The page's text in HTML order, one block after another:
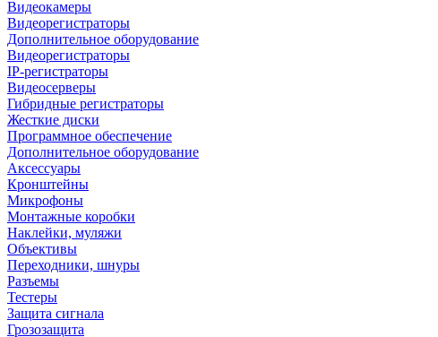
Видеокамеры
Видеорегистраторы
Дополнительное оборудование
Видеорегистраторы
IP-регистраторы
Видеосерверы
Гибридные регистраторы
Жесткие диски
Программное обеспечение
Дополнительное оборудование
Аксессуары
Кронштейны
Микрофоны
Монтажные коробки
Наклейки, муляжи
Объективы
Переходники, шнуры
Разъемы
Тестеры
Защита сигнала
Грозозащита